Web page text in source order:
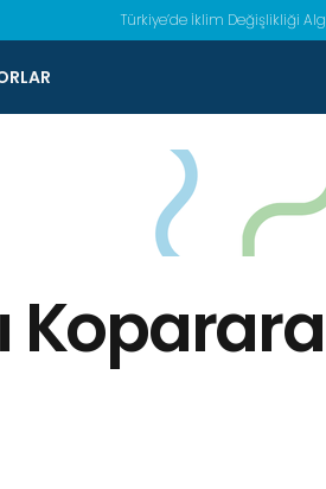
Türkiye’de İklim Değişlikliği